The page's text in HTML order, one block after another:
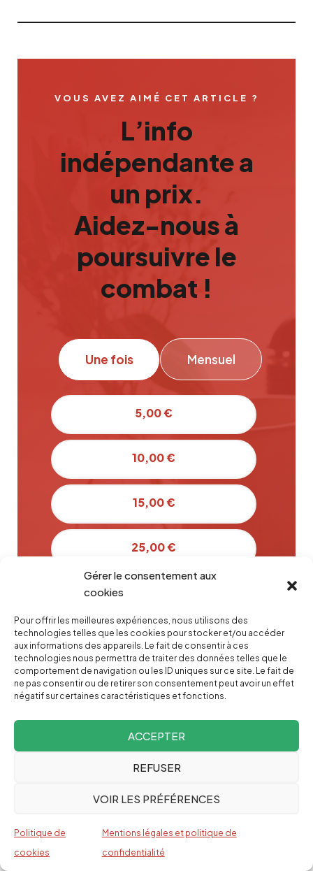
Gérer le consentement aux
cookies
Pour offrir les meilleures expériences, nous utilisons des
technologies telles que les cookies pour stocker et/ou accéder
aux informations des appareils. Le fait de consentir à ces
technologies nous permettra de traiter des données telles que le
comportement de navigation ou les ID uniques sur ce site. Le fait de
ne pas consentir ou de retirer son consentement peut avoir un effet
négatif sur certaines caractéristiques et fonctions.
ACCEPTER
REFUSER
VOIR LES PRÉFÉRENCES
Politique de
cookies
Mentions légales et politique de
confidentialité
VOUS AVEZ AIMÉ CET ARTICLE ?
L’info
indépendante a
un prix.
Aidez-nous à
poursuivre le
combat !
Une fois Mensuel
5,00 €
10,00 €
15,00 €
25,00 €
50,00 €
100,00 €
Pourquoi faire un don ?